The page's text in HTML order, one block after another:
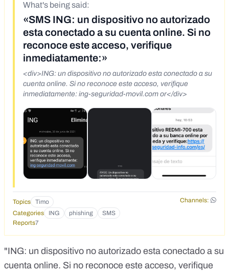
What's being said:
«SMS ING: un dispositivo no autorizado
esta conectado a su cuenta online. Si no
reconoce este acceso, verifique
inmediatamente:»
<div>ING: un dispositivo no autorizado esta conectado a su
cuenta online. Si no reconoce este acceso, verifique
inmediatamente: ing-seguridad-movil.com or</div>
Topics Timo
Channels:
Categories
ING phishing
SMS
Reports7
"ING: un dispositivo no autorizado esta conectado a su
cuenta online. Si no reconoce este acceso, verifique